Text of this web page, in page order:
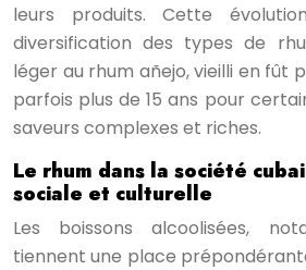
leurs produits. Cette
diversification des types de
léger au rhum añejo, vieilli en fût
parfois plus de 15 ans pour
saveurs complexes et riches.
Le rhum dans la société
sociale et culturelle
Les boissons alcoolisées,
tiennent une place